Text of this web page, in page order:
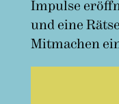
Impulse
und eine
Mitmachen